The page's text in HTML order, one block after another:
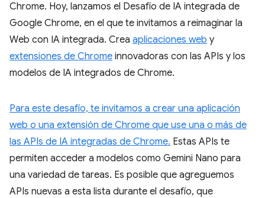
Chrome. Hoy, lanzamos el Desafío de IA integrada de
Google Chrome, en el que te invitamos a reimaginar la
Web con IA integrada. Crea aplicaciones web y
extensiones de Chrome innovadoras con las APIs y los
modelos de IA integrados de Chrome.
Para este desafío, te invitamos a crear una aplicación
web o una extensión de Chrome que use una o más de
las APIs de IA integradas de Chrome. Estas APIs te
permiten acceder a modelos como Gemini Nano para
una variedad de tareas. Es posible que agreguemos
APIs nuevas a esta lista durante el desafío, que